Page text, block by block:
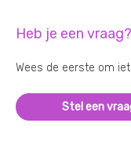
Heb je een vraag?
Wees de eerste om
Stel een